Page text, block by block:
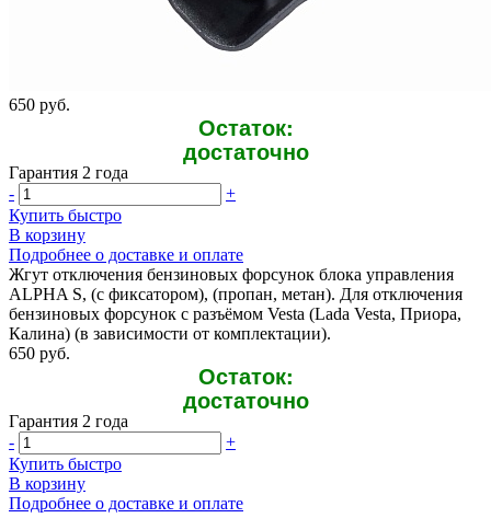
650 руб.
Остаток:
достаточно
Гарантия 2 года
-
+
Купить быстро
В корзину
Подробнее о доставке и оплате
Жгут отключения бензиновых форсунок блока управления
ALPHA S, (с фиксатором), (пропан, метан). Для отключения
бензиновых форсунок с разъёмом Vesta (Lada Vesta, Приора,
Калина) (в зависимости от комплектации).
650 руб.
Остаток:
достаточно
Гарантия 2 года
-
+
Купить быстро
В корзину
Подробнее о доставке и оплате